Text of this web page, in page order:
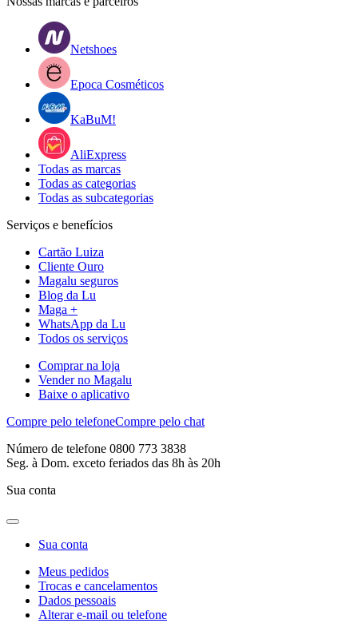
Netshoes
Epoca Cosméticos
KaBuM!
AliExpress
Todas as marcas
Todas as categorias
Todas as subcategorias
Serviços e benefícios
Cartão Luiza
Cliente Ouro
Magalu seguros
Blog da Lu
Maga +
WhatsApp da Lu
Todos os serviços
Comprar na loja
Vender no Magalu
Baixe o aplicativo
Compre pelo telefoneCompre pelo chat
Número de telefone 0800 773 3838
Seg. à Dom. exceto feriados das 8h às 20h
Sua conta
Sua conta
Meus pedidos
Trocas e cancelamentos
Dados pessoais
Alterar e-mail ou telefone